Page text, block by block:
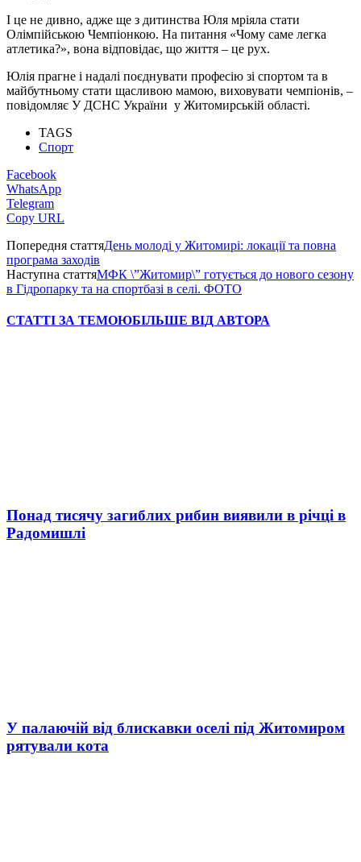
І це не дивно, адже ще з дитинства Юля мріяла стати
Олімпійською Чемпіонкою. На питання «Чому саме легка
атлетика?», вона відповідає, що життя – це рух.
Юлія прагне і надалі поєднувати професію зі спортом та в
майбутньому стати щасливою мамою, виховувати чемпіонів, –
повідомляє У ДСНС України у Житомирській області.
TAGS
Спорт
Facebook
WhatsApp
Telegram
Copy URL
Попередня статтяДень молоді у Житомирі: локації та повна
програма заходів
Наступна статтяМФК \”Житомир\” готується до нового сезону
в Гідропарку та на спортбазі в селі. ФОТО
СТАТТІ ЗА ТЕМОЮБІЛЬШЕ ВІД АВТОРА
Понад тисячу загиблих рибин виявили в річці в
Радомишлі
У палаючій від блискавки оселі під Житомиром
рятували кота